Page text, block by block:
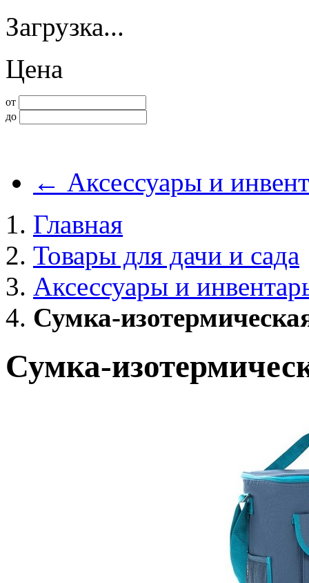
Загрузка...
Цена
от
до
← Аксессуары и
Главная
Товары для дачи и сада
Аксессуары и
Сумка-
Сумка-